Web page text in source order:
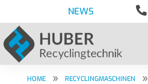
NEWS 
HOME 9 RECYCLINGMASCHINEN 9